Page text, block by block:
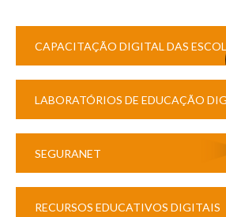
CAPACITAÇÃO DIGITAL DAS
LABORATÓRIOS DE EDUCAÇÃO
SEGURANET
RECURSOS EDUCATIVOS DIGITAIS